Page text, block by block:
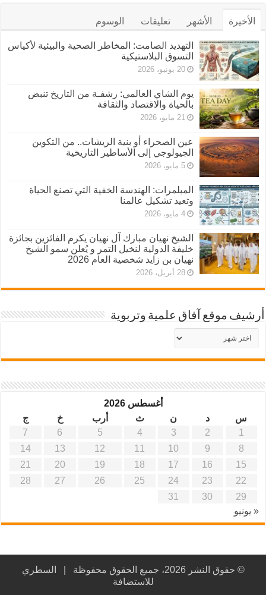
الأخيرة الأشهر تعليقات الوسوم
التهديد الصامت: المخاطر الصحية والبيئية لأكياس
التسوق البلاستيكية
20 يونيو، 2026
يوم الشاي العالمي: رشفـة من التاريخ تنبض
بالحياة والاقتصاد والثقافة
21 مايو، 2026
عين الصحراء أو بنية الريشات.. من التكوين
الجيولوجي إلى الأساطير التاريخية
5 مايو، 2026
المبلمرات: الهندسة الخفية التي تصنع الحياة
وتعيد تشكيل عالمنا
4 مايو، 2026
الشيخ نهيان مبارك آل نهيان يكرم الفائزين بجائزة
خليفة الدولية لنخيل التمر و يُعلن سمو الشيخ
نهيان بن زايد شخصية العام 2026
28 أبريل، 2026
أرشيف موقع آفاق علمية وتربوية
أرشيف
موقع
آفاق
أغسطس 2026
س
د ن ث أرب خ
ج
1
2
3
4
5
6
7
8
9
10
11
12
13
14
15
16
17
18
19
20
21
22
23
24
25
26
27
28
29
30
31
« يونيو
© حقوق النشر 2026، جميع الحقوق محفوظة |
السطري
للاستضافة